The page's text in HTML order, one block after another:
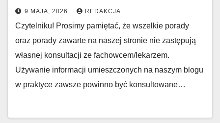
9 MAJA, 2026 REDAKCJA
Czytelniku! Prosimy pamiętać, że wszelkie porady
oraz porady zawarte na naszej stronie nie zastępują
własnej konsultacji ze fachowcem/lekarzem.
Używanie informacji umieszczonych na naszym blogu
w praktyce zawsze powinno być konsultowane…